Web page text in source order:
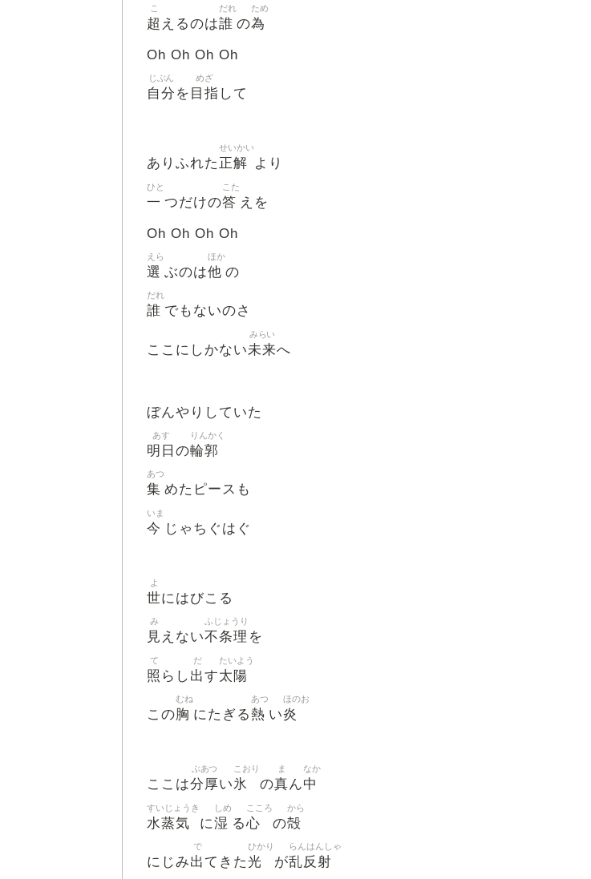
超
こ
えるのは誰
だれ
の為
ため
Oh Oh Oh Oh
自分
じぶん
を 目指
めざ
して
ありふれた 正解
せいかい
より
一
ひと
つだけの答
こた
えを
Oh Oh Oh Oh
選
えら
ぶのは他
ほか
の
誰
だれ
でもないのさ
ここにしかない未来
みらい
へ
ぼんやりしていた
明日
あす
の輪郭
りんかく
集
あつ
めたピースも
今
いま
じゃちぐはぐ
世
よ
にはびこる
見
み
えない不条理
ふじょうり
を
照
て
らし 出
だ
す太陽
たいよう
この胸
むね
にたぎる熱
あつ
い炎
ほのお
ここは分厚
ぶあつ
い氷
こおり
の真
ま
ん中
なか
水蒸気
すいじょうき
に湿
しめ
る心
こころ
の殻
から
にじみ出
で
てきた光
ひかり
が乱反射
らんはんしゃ